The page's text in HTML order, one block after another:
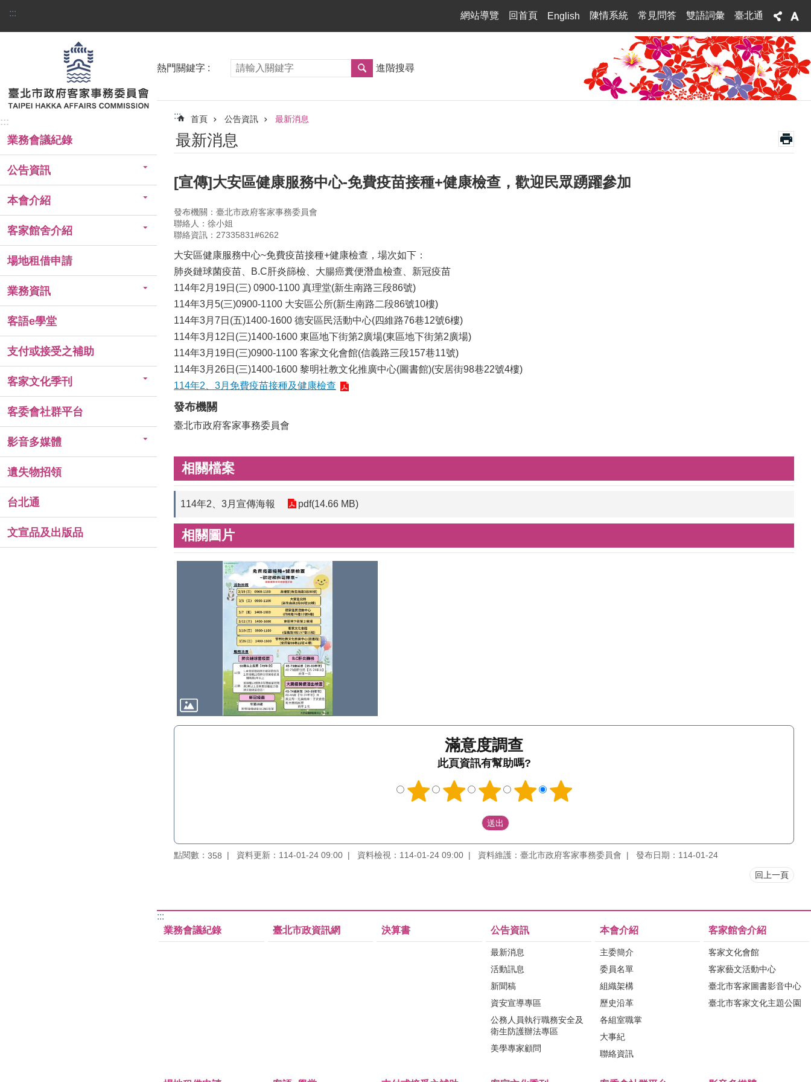
跳到主要內容區塊
::: 網站導覽 回首頁 English 陳情系統 常見問答 雙語詞彙 臺北通
:::
業務會議紀錄
公告資訊
本會介紹
客家館舍介紹
場地租借申請
業務資訊
客語e學堂
支付或接受之補助
客家文化季刊
客委會社群平台
影音多媒體
遺失物招領
台北通
文宣品及出版品
熱門關鍵字 進階搜尋
::: 首頁 公告資訊 最新消息
最新消息
[宣傳]大安區健康服務中心-免費疫苗接種+健康檢查，歡迎民眾踴躍參加
發布機關：臺北市政府客家事務委員會
聯絡人：徐小姐
聯絡資訊：27335831#6262
大安區健康服務中心~免費疫苗接種+健康檢查，場次如下：
肺炎鏈球菌疫苗、B.C肝炎篩檢、大腸癌糞便潛血檢查、新冠疫苗
114年2月19日(三) 0900-1100 真理堂(新生南路三段86號)
114年3月5(三)0900-1100 大安區公所(新生南路二段86號10樓)
114年3月7日(五)1400-1600 德安區民活動中心(四維路76巷12號6樓)
114年3月12日(三)1400-1600 東區地下街第2廣場(東區地下街第2廣場)
114年3月19日(三)0900-1100 客家文化會館(信義路三段157巷11號)
114年3月26日(三)1400-1600 黎明社教文化推廣中心(圖書館)(安居街98巷22號4樓)
114年2、3月免費疫苗接種及健康檢查
發布機關
臺北市政府客家事務委員會
相關檔案
114年2、3月宣傳海報 pdf(14.66 MB)
相關圖片
滿意度調查
此頁資訊有幫助嗎?
點閱數： 358 資料更新：114-01-24 09:00 資料檢視：114-01-24 09:00 資料維護：臺北市政府客家事務委員會 發布日期：114-01-24
回上一頁
:::
業務會議紀錄
臺北市政資訊網 決算書 公告資訊
最新消息
活動訊息
新聞稿
資安宣導專區
公務人員執行職務安全及
衛生防護辦法專區
美學專家顧問
本會介紹
主委簡介
委員名單
組織架構
歷史沿革
各組室職掌
大事紀
聯絡資訊
客家館舍介紹
客家文化會館
客家藝文活動中心
臺北市客家圖書影音中心
臺北市客家文化主題公園